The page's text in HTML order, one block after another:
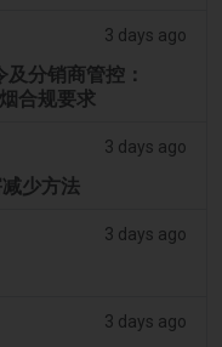
3 days ago
分销商管控：
合规要求
3 days ago
少方法
3 days ago
3 days ago